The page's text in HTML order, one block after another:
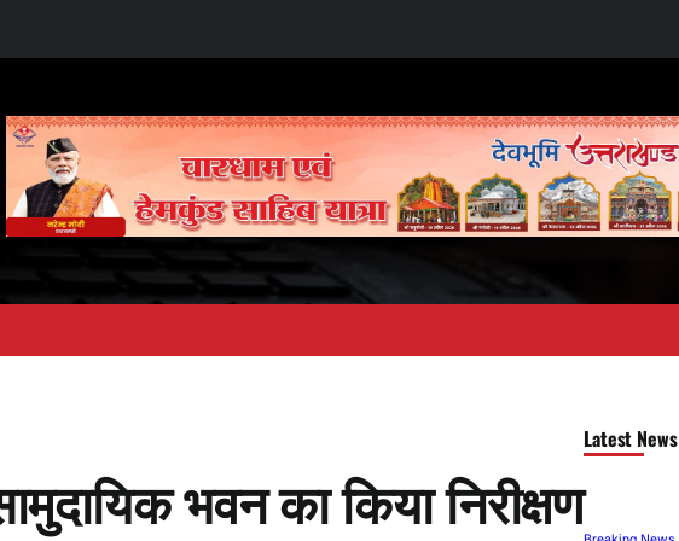
भवन का किया निरीक्षण
Latest News